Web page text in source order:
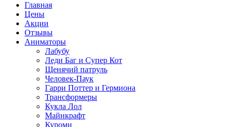
Главная
Цены
Акции
Отзывы
Аниматоры
Лабубу
Леди Баг и Супер Кот
Щенячий патруль
Человек-Паук
Гарри Поттер и Гермиона
Трансформеры
Кукла Лол
Майнкрафт
Куроми